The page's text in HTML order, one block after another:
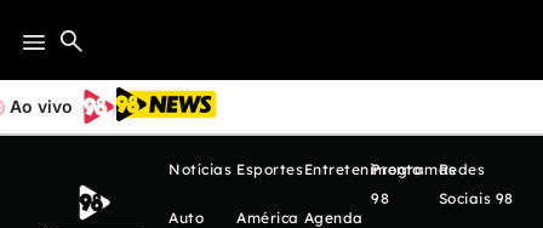
Ao vivo
Notícias
Auto
Esportes
América
Entretenimento
Agenda
Programas
98
Redes
Sociais 98